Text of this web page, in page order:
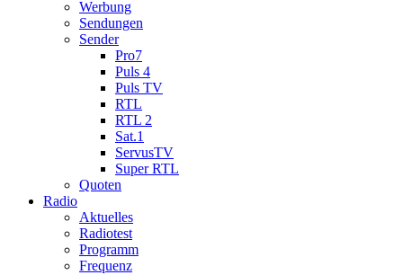
Werbung
Sendungen
Sender
Pro7
Puls 4
Puls TV
RTL
RTL 2
Sat.1
ServusTV
Super RTL
Quoten
Radio
Aktuelles
Radiotest
Programm
Frequenz